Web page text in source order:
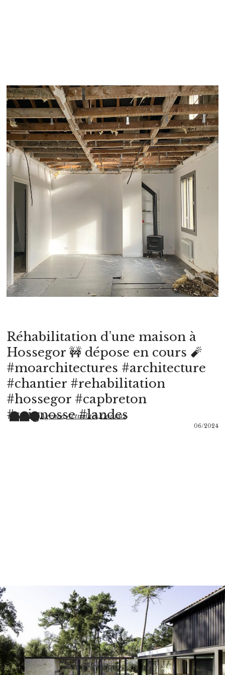
Réhabilitation d’une maison à
Hossegor 🚧 dépose en cours 🧨
#moarchitectures #architecture
#chantier #rehabilitation
#hossegor #capbreton
#seignosse #landes
06/2024
Agence,Actualités,Contact